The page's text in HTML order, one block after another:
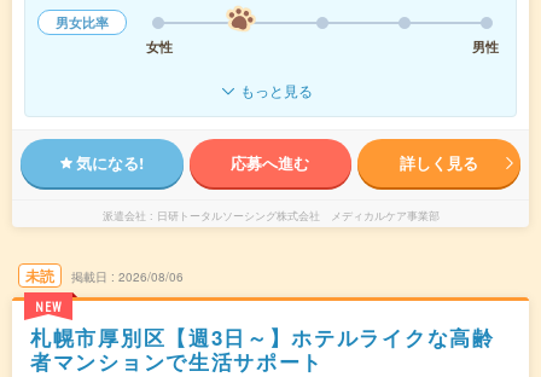
男女比率
女性
男性
もっと見る
気になる! 応募へ進む 詳しく見る
派遣会社 日研トータルソーシング株式会社 メディカルケア事業部
未読
NEW
掲載日 2026/08/06
札幌市厚別区【週3日～】ホテルライクな高齢
者マンションで生活サポート